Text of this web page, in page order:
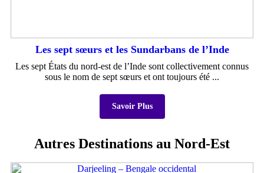
Les sept sœurs et les Sundarbans de l’Inde
Les sept États du nord-est de l’Inde sont collectivement connus
sous le nom de sept sœurs et ont toujours été ...
Savoir Plus
Autres Destinations au Nord-Est